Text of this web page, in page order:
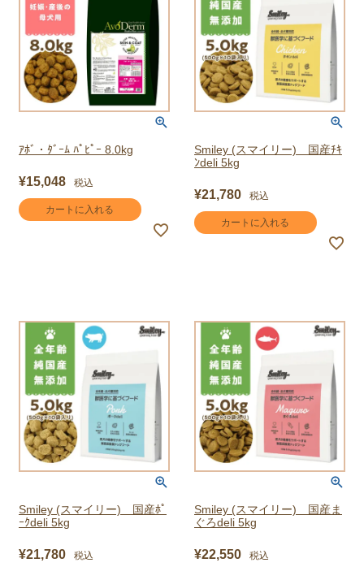
ｱﾎﾞ・ﾀﾞｰﾑ ﾊﾟﾋﾟｰ 8.0kg
¥15,048 税込
カートに入れる
Smiley (スマイリー) 国産ﾁｷ
ﾝdeli 5kg
¥21,780 税込
カートに入れる
Smiley (スマイリー) 国産ﾎﾟ
ｰｸdeli 5kg
¥21,780 税込
Smiley (スマイリー) 国産ま
ぐろdeli 5kg
¥22,550 税込